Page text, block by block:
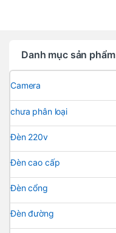
Danh mục sản phẩm
Camera
chưa phân loại
Đèn 220v
Đèn cao cấp
Đèn cổng
Đèn đường